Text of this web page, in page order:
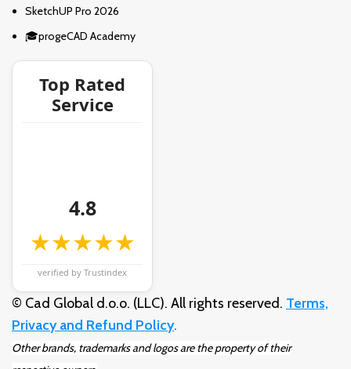
SketchUP Pro 2026
🎓progeCAD Academy
Top Rated
Service
4.8
★★★★★
verified by Trustindex
© Cad Global d.o.o. (LLC). All rights reserved. Terms,
Privacy and Refund Policy.
Other brands, trademarks and logos are the property of their